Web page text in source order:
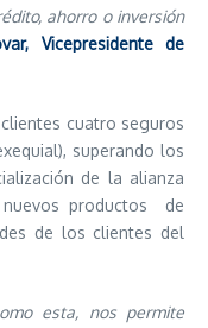
ahorro o inversión
Vicepresidente de
cuatro seguros
superando los
de la alianza
productos de
de los clientes del
esta, nos permite